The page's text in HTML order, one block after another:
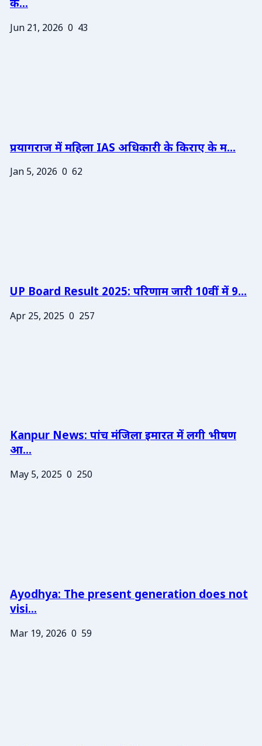
के...
Jun 21, 2026 0 43
प्रयागराज में महिला IAS अधिकारी के किराए के म...
Jan 5, 2026 0 62
UP Board Result 2025: परिणाम जारी 10वीं में 9...
Apr 25, 2025 0 257
Kanpur News: पांच मंजिला इमारत में लगी भीषण
आ...
May 5, 2025 0 250
Ayodhya: The present generation does not
visi...
Mar 19, 2026 0 59